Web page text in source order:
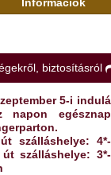
biztosításról
5-i
szálláshelye:
szálláshelye: